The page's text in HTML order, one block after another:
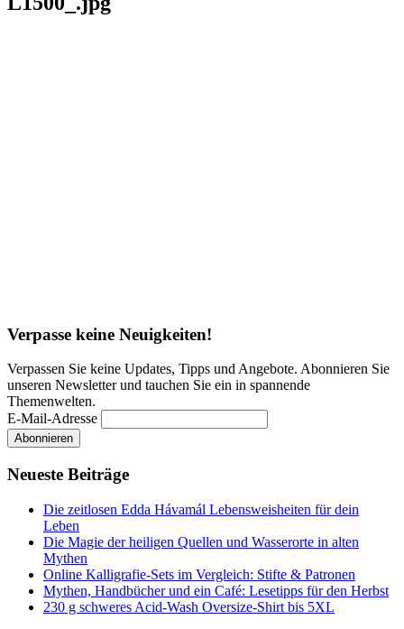
Verpasse keine Neuigkeiten!
Verpassen Sie keine Updates, Tipps und Angebote. Abonnieren Sie
unseren Newsletter und tauchen Sie ein in spannende
Themenwelten.
E-Mail-Adresse
Neueste Beiträge
Die zeitlosen Edda Hávamál Lebensweisheiten für dein
Leben
Die Magie der heiligen Quellen und Wasserorte in alten
Mythen
Online Kalligrafie‑Sets im Vergleich: Stifte & Patronen
Mythen, Handbücher und ein Café: Lesetipps für den Herbst
230 g schweres Acid-Wash Oversize-Shirt bis 5XL